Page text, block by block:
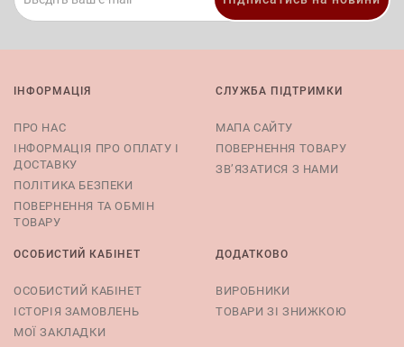
ІНФОРМАЦІЯ
ПРО НАС
ІНФОРМАЦІЯ ПРО ОПЛАТУ І
ДОСТАВКУ
ПОЛІТИКА БЕЗПЕКИ
ПОВЕРНЕННЯ ТА ОБМІН
ТОВАРУ
СЛУЖБА ПІДТРИМКИ
МАПА САЙТУ
ПОВЕРНЕННЯ ТОВАРУ
ЗВ’ЯЗАТИСЯ З НАМИ
ОСОБИСТИЙ КАБІНЕТ
ОСОБИСТИЙ КАБІНЕТ
ІСТОРІЯ ЗАМОВЛЕНЬ
МОЇ ЗАКЛАДКИ
ДОДАТКОВО
ВИРОБНИКИ
ТОВАРИ ЗІ ЗНИЖКОЮ